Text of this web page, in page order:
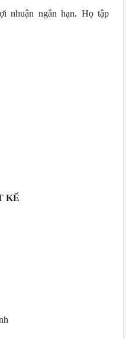
nhuận ngắn hạn. Họ tập
KẾ